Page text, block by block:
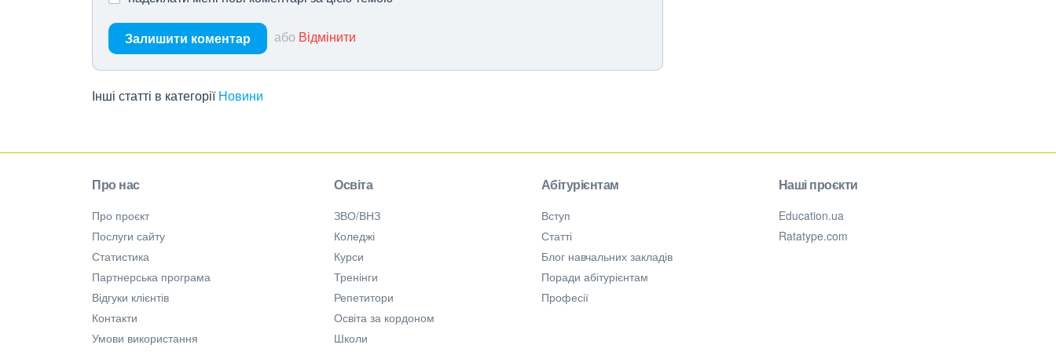
Залишити коментар або Відмінити
Інші статті в категорії Новини
Про нас
Про проєкт
Послуги сайту
Статистика
Партнерська програма
Відгуки клієнтів
Контакти
Умови використання
Освіта
ЗВО/ВНЗ
Коледжі
Курси
Тренінги
Репетитори
Освіта за кордоном
Школи
Абітурієнтам
Вступ
Статті
Блог навчальних закладів
Поради абітурієнтам
Професії
Наші проєкти
Education.ua
Ratatype.com